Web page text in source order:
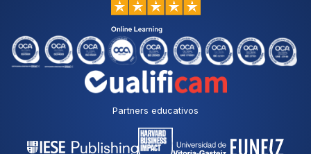
Partners educativos